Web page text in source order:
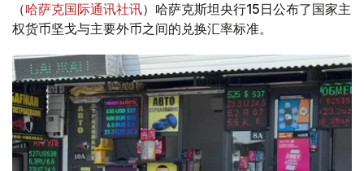
（哈萨克国际通讯社讯）哈萨克斯坦央行15日公布了国家主
权货币坚戈与主要外币之间的兑换汇率标准。